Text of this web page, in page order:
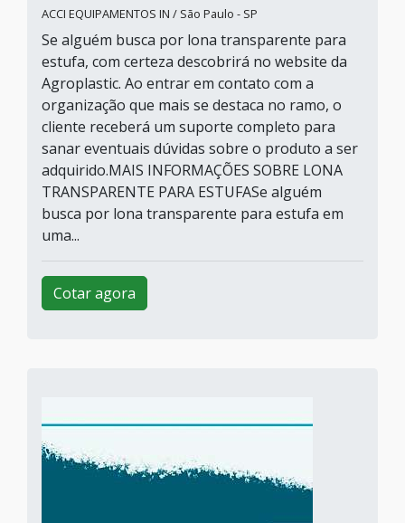
ACCI EQUIPAMENTOS IN / São Paulo - SP
Se alguém busca por lona transparente para
estufa, com certeza descobrirá no website da
Agroplastic. Ao entrar em contato com a
organização que mais se destaca no ramo, o
cliente receberá um suporte completo para
sanar eventuais dúvidas sobre o produto a ser
adquirido.MAIS INFORMAÇÕES SOBRE LONA
TRANSPARENTE PARA ESTUFASe alguém
busca por lona transparente para estufa em
uma...
Cotar agora